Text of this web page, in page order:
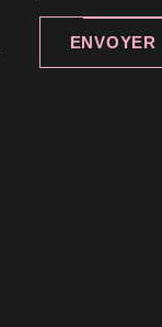
ENVOYER